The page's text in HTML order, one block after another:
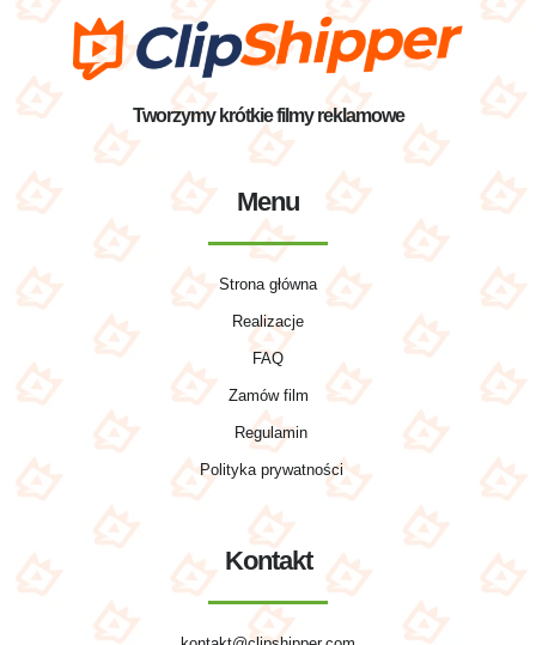
Tworzymy krótkie filmy reklamowe
Menu
Strona główna
Realizacje
FAQ
Zamów film
Regulamin
Polityka prywatności
Kontakt